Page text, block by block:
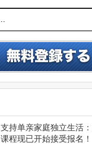
支持单亲家庭独立生活
课程现已开始接受报名！